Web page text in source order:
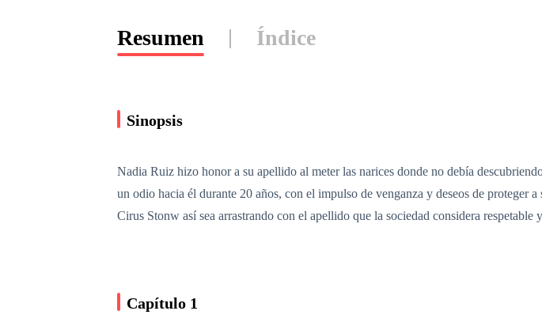
Resumen Índice
Sinopsis
Nadia Ruiz hizo honor a su apellido al meter las narices donde no debía
un odio hacia él durante 20 años, con el impulso de venganza y deseos de proteger
Cirus Stonw así sea arrastrando con el apellido que la sociedad considera respetable
Capítulo 1